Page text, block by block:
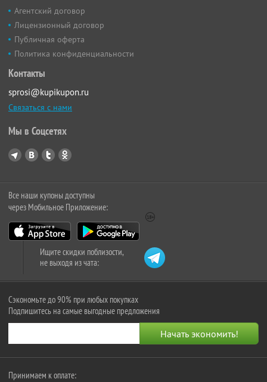
Агентский договор
Лицензионный договор
Публичная оферта
Политика конфиденциальности
Контакты
sprosi@kupikupon.ru
Связаться с нами
Мы в Соцсетях
Все наши купоны доступны
через Мобильное Приложение:
Ищите скидки поблизости,
не выходя из чата:
Сэкономьте до 90% при любых покупках
Подпишитесь на самые выгодные предложения
Принимаем к оплате: